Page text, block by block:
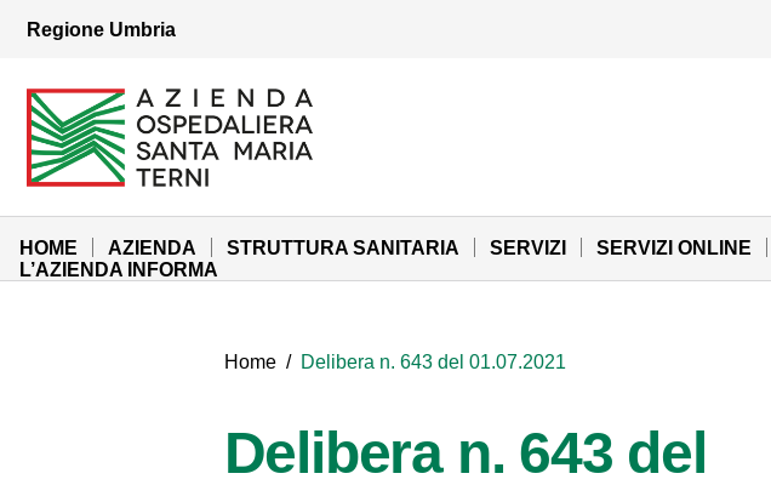
Vai al menu di navigazione
Regione Umbria
Azienda Ospedaliera Santa Maria di Terni
Sito Istituzionale
HOME AZIENDA STRUTTURA SANITARIA SERVIZI SERVIZI ONLINE
L’AZIENDA INFORMA
Home / Delibera n. 643 del 01.07.2021
Delibera n. 643 del